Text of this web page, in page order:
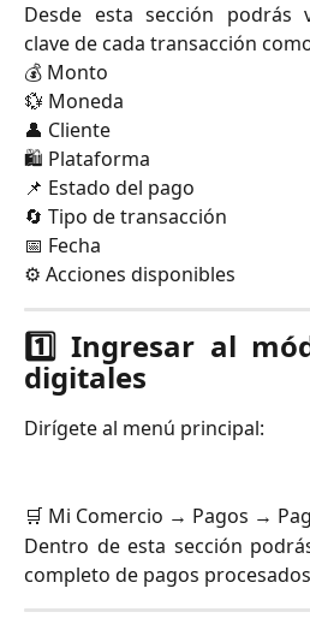
Desde esta sección podrás
clave de cada transacción
💰 Monto
💱 Moneda
👤 Cliente
🛍️ Plataforma
📌 Estado del pago
🔄 Tipo de transacción
📅 Fecha
⚙️ Acciones disponibles
1️⃣ Ingresar al
digitales
Dirígete al menú principal:
🛒 Mi Comercio → Pagos →
Dentro de esta sección
completo de pagos